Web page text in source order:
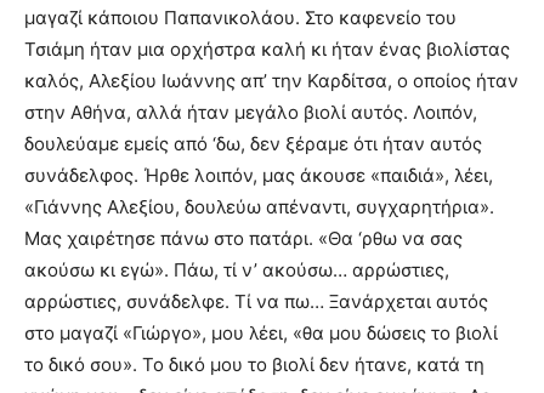
μαγαζί κάποιου Παπανικολάου. Στο καφενείο του
Τσιάμη ήταν μια ορχήστρα καλή κι ήταν ένας βιολίστας
καλός, Αλεξίου Ιωάννης απ’ την Καρδίτσα, ο οποίος ήταν
στην Αθήνα, αλλά ήταν μεγάλο βιολί αυτός. Λοιπόν,
δουλεύαμε εμείς από ‘δω, δεν ξέραμε ότι ήταν αυτός
συνάδελφος. Ήρθε λοιπόν, μας άκουσε «παιδιά», λέει,
«Γιάννης Αλεξίου, δουλεύω απέναντι, συγχαρητήρια».
Μας χαιρέτησε πάνω στο πατάρι. «Θα ‘ρθω να σας
ακούσω κι εγώ». Πάω, τί ν’ ακούσω… αρρώστιες,
αρρώστιες, συνάδελφε. Τί να πω… Ξανάρχεται αυτός
στο μαγαζί «Γιώργο», μου λέει, «θα μου δώσεις το βιολί
το δικό σου». Το δικό μου το βιολί δεν ήτανε, κατά τη